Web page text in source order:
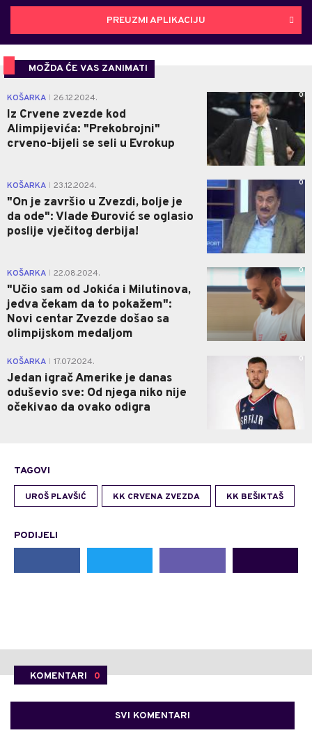
PREUZMI APLIKACIJU
MOŽDA ĆE VAS ZANIMATI
KOŠARKA 26.12.2024.
Iz Crvene zvezde kod
Alimpijevića: "Prekobrojni"
crveno-bijeli se seli u Evrokup
0
KOŠARKA 23.12.2024.
"On je završio u Zvezdi, bolje je
da ode": Vlade Đurović se oglasio
poslije vječitog derbija!
0
KOŠARKA 22.08.2024.
"Učio sam od Jokića i Milutinova,
jedva čekam da to pokažem":
Novi centar Zvezde došao sa
olimpijskom medaljom
0
KOŠARKA 17.07.2024.
Jedan igrač Amerike je danas
oduševio sve: Od njega niko nije
očekivao da ovako odigra
0
TAGOVI
UROŠ PLAVŠIĆ KK CRVENA ZVEZDA KK BEŠIKTAŠ
PODIJELI
KOMENTARI 0
SVI KOMENTARI